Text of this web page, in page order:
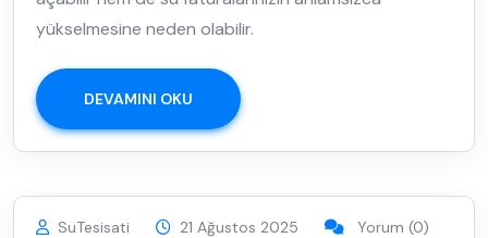
yükselmesine neden olabilir.
DEVAMINI OKU
SuTesisati 21 Ağustos 2025 Yorum (0)